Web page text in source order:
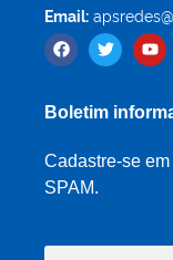
Email:
Boletim
Cadastre-se
SPAM.